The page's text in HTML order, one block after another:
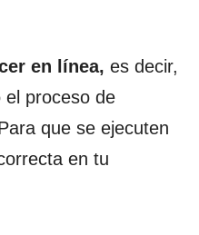
en línea, es decir,
proceso de
que se ejecuten
en tu